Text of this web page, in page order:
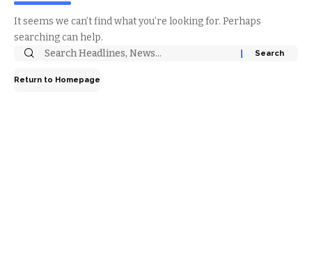
It seems we can’t find what you’re looking for. Perhaps
searching can help.
Return to Homepage